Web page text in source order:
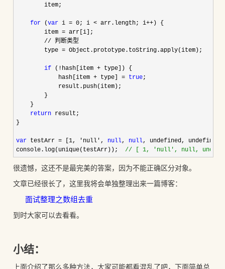
        item;
for (var i = 0; i < arr.length; i++ ) {
        item
= arr[i];
        // 判断类型
        type
= Object.prototype.toString.apply(item);
if (!hash[item + type]) {
            hash[item
+ type] = true;
            result.push(item);
        }
    }
return result;
}
var testArr = [1, 'null', null, null, undefined,
console.log(unique(testArr)); // [ 1, 'null', null,
很遗憾，这还不是最完美的答案，因为不能正确区分对象。
文章已经很长了，这里我将会单独整理出来一篇博客：
面试整理之数组去重
到时大家可以去看看。
小结：
上面介绍了那么多种方法，大家可能都看混乱了吧，下面简单总